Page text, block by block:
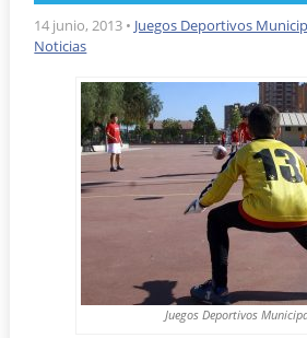
Reservas
14 junio, 2013 • Juegos Deportivos
Noticias
Juegos Deportivos